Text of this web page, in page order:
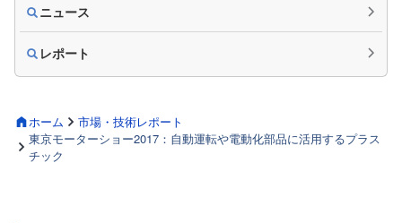
ホーム
市場・技術レポート
東京モーターショー2017：自動運転や電動化部品に活用するプラス
チック
ニュース
レポート